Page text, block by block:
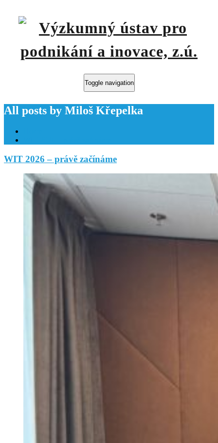
Toggle navigation
All posts by Miloš Křepelka
WIT 2026 – právě začínáme